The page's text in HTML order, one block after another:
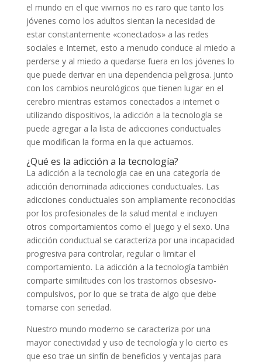
el mundo en el que vivimos no es raro que tanto los
jóvenes como los adultos sientan la necesidad de
estar constantemente «conectados» a las redes
sociales e Internet, esto a menudo conduce al miedo a
perderse y al miedo a quedarse fuera en los jóvenes lo
que puede derivar en una dependencia peligrosa. Junto
con los cambios neurológicos que tienen lugar en el
cerebro mientras estamos conectados a internet o
utilizando dispositivos, la adicción a la tecnología se
puede agregar a la lista de adicciones conductuales
que modifican la forma en la que actuamos.
¿Qué es la adicción a la tecnología?
La adicción a la tecnología cae en una categoría de
adicción denominada adicciones conductuales. Las
adicciones conductuales son ampliamente reconocidas
por los profesionales de la salud mental e incluyen
otros comportamientos como el juego y el sexo. Una
adicción conductual se caracteriza por una incapacidad
progresiva para controlar, regular o limitar el
comportamiento. La adicción a la tecnología también
comparte similitudes con los trastornos obsesivo-
compulsivos, por lo que se trata de algo que debe
tomarse con seriedad.
Nuestro mundo moderno se caracteriza por una
mayor conectividad y uso de tecnología y lo cierto es
que eso trae un sinfín de beneficios y ventajas para